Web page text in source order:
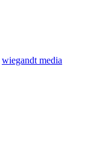
wiegandt media